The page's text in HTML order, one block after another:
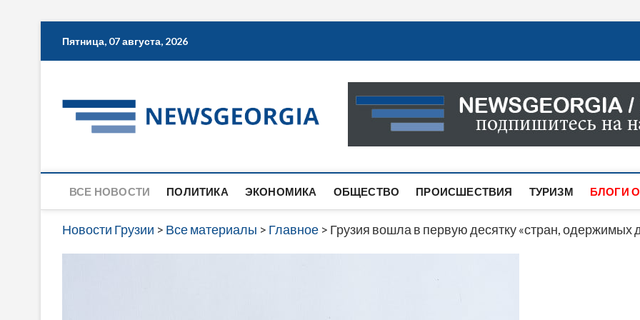
Пятница, 07 августа, 2026
Новости Грузии
САМАЯ АКТУАЛЬНАЯ ИНФОРМАЦИЯ О СОБЫТИЯХ
САЙТЕ ВЫ НАЙДЕТЕ НОВОСТИ ПОЛИТИКИ,
ВСЕ НОВОСТИ ПОЛИТИКА ЭКОНОМИКА ОБЩЕСТВО ПРОИСШЕСТВИЯ ТУРИЗМ БЛОГИ
Новости Грузии > Все материалы > Главное > Грузия вошла в первую десятку «стран, одержимых